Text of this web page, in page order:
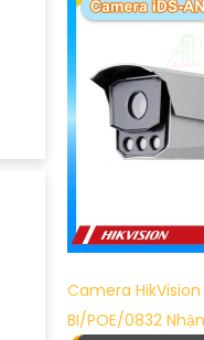
Camera HikVision
BI/POE/0832